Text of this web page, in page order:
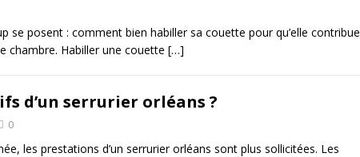
se posent : comment bien habiller sa couette pour qu’elle contribue
chambre. Habiller une couette […]
d’un serrurier orléans ?
0
les prestations d’un serrurier orléans sont plus sollicitées. Les